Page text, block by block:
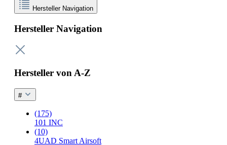
Hersteller Navigation
Hersteller Navigation
Hersteller von A-Z
#
(175)
101 INC
(10)
4UAD Smart Airsoft